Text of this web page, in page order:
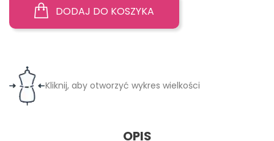
DODAJ DO KOSZYKA
Kliknij, aby otworzyć wykres wielkości
OPIS